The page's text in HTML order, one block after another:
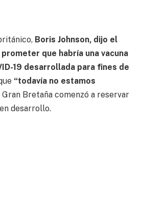
Boris Johnson, dijo el
que habría una vacuna
19 desarrollada para fines de
“todavía no estamos
Bretaña comenzó a reservar
desarrollo.